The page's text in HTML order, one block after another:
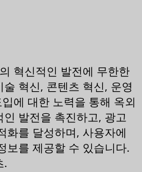
혁신적인 발전에 무한한
혁신, 콘텐츠 혁신, 운영
에 대한 노력을 통해 옥외
발전을 촉진하고, 광고
화를 달성하며, 사용자에
보를 제공할 수 있습니다.
.